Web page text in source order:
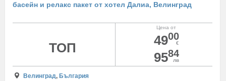
басейн и релакс пакет от хотел Далиа, Велинград
Цена от
4900
€
9584
лв
ТОП
Велинград, България